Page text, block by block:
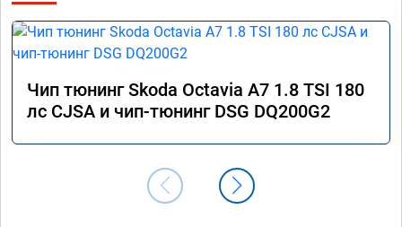
Чип тюнинг Skoda Octavia A7 1.8 TSI 180
лс CJSA и чип-тюнинг DSG DQ200G2